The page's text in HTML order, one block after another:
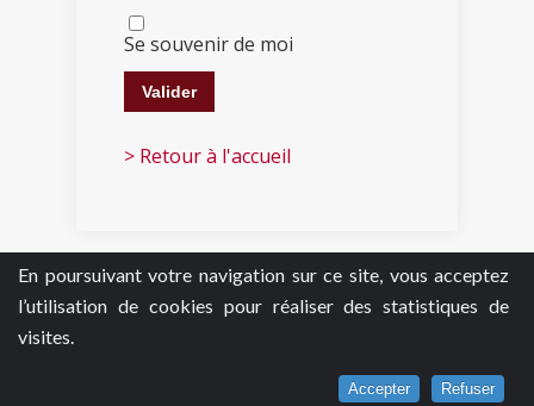
En poursuivant votre navigation sur ce site, vous acceptez
l’utilisation de cookies pour réaliser des statistiques de
visites.
Accepter Refuser
Se souvenir de moi
> Retour à l'accueil